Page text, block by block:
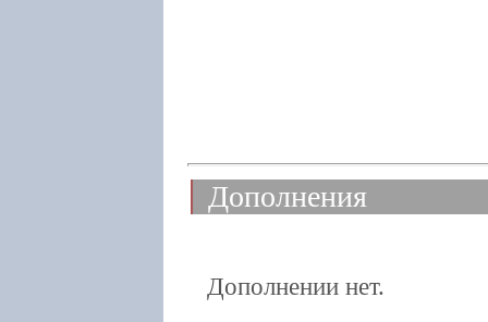
Дополнения
Дополнении нет.